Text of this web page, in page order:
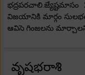
విజయానికి మార్గం
ఆవిసె గింజలను
వృషభరాశి